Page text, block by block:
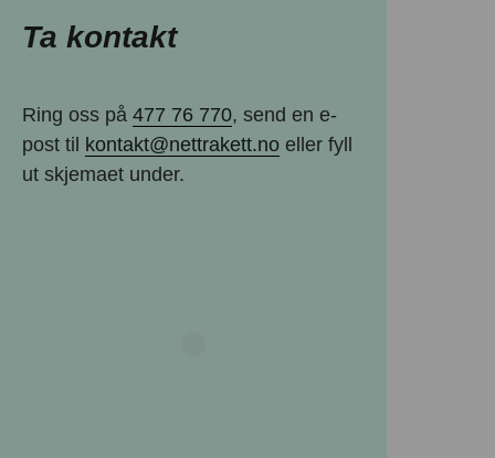
Ta kontakt
Ring oss på 477 76 770, send en e-
post til kontakt@nettrakett.no eller fyll
ut skjemaet under.